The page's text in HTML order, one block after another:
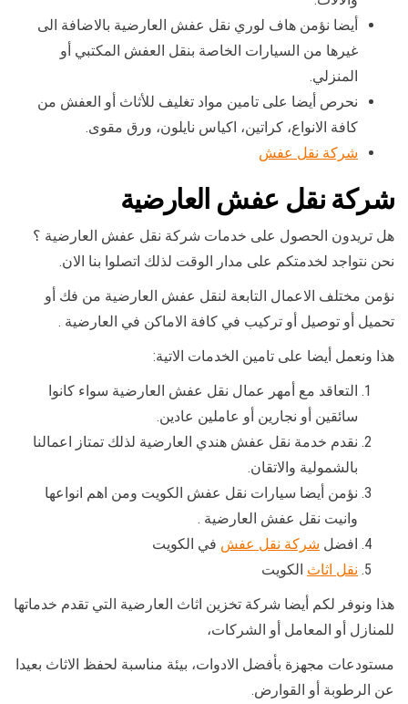
أيضا نؤمن هاف لوري نقل عفش العارضية بالاضافة الى
غيرها من السيارات الخاصة بنقل العفش المكتبي أو
المنزلي.
نحرص أيضا على تامين مواد تغليف للأثاث أو العفش من
كافة الانواع، كراتين، اكياس نايلون، ورق مقوى.
شركة نقل عفش
شركة نقل عفش العارضية
هل تريدون الحصول على خدمات شركة نقل عفش العارضية ؟
نحن نتواجد لخدمتكم على مدار الوقت لذلك اتصلوا بنا الان.
نؤمن مختلف الاعمال التابعة لنقل عفش العارضية من فك أو
تحميل أو توصيل أو تركيب في كافة الاماكن في العارضية .
هذا ونعمل أيضا على تامين الخدمات الاتية:
التعاقد مع أمهر عمال نقل عفش العارضية سواء كانوا
سائقين أو نجارين أو عاملين عادين.
نقدم خدمة نقل عفش هندي العارضية لذلك تمتاز اعمالنا
بالشمولية والاتقان.
نؤمن أيضا سيارات نقل عفش الكويت ومن اهم انواعها
وانيت نقل عفش العارضية .
افضل شركة نقل عفش في الكويت
نقل اثاث الكويت
هذا ونوفر لكم أيضا شركة تخزين اثاث العارضية التي تقدم خدماتها
للمنازل أو المعامل أو الشركات،
مستودعات مجهزة بأفضل الادوات، بيئة مناسبة لحفظ الاثاث بعيدا
عن الرطوبة أو القوارض.